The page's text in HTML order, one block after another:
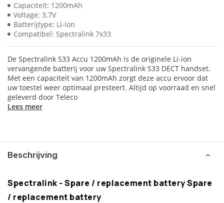
Capaciteit: 1200mAh
Voltage: 3.7V
Batterijtype: Li-Ion
Compatibel: Spectralink 7x33
De Spectralink S33 Accu 1200mAh is de originele Li-ion
vervangende batterij voor uw Spectralink S33 DECT handset.
Met een capaciteit van 1200mAh zorgt deze accu ervoor dat
uw toestel weer optimaal presteert. Altijd op voorraad en snel
geleverd door Teleco
Lees meer
Beschrijving
Spectralink - Spare / replacement battery Spare
/ replacement battery